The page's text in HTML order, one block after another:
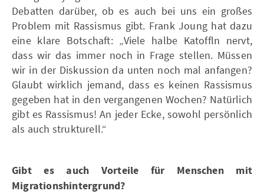
Debatten darüber, ob es auch bei uns ein großes
Problem mit Rassismus gibt. Frank Joung hat dazu
eine klare Botschaft: „Viele halbe Katoffln nervt,
dass wir das immer noch in Frage stellen. Müssen
wir in der Diskussion da unten noch mal anfangen?
Glaubt wirklich jemand, dass es keinen Rassismus
gegeben hat in den vergangenen Wochen? Natürlich
gibt es Rassismus! An jeder Ecke, sowohl persönlich
als auch strukturell.“
Gibt es auch Vorteile für Menschen mit
Migrationshintergrund?